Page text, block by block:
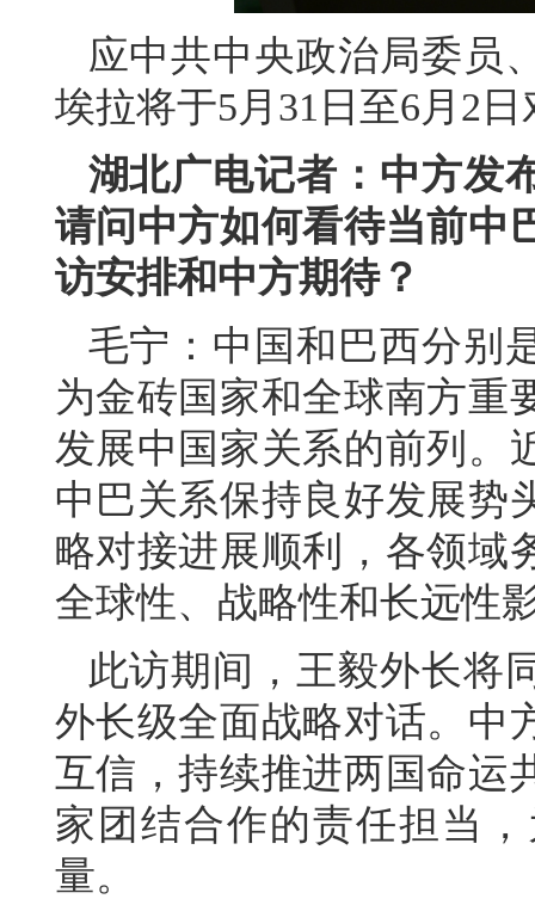
应中共中央政治局委员
埃拉将于5月31日至6月2
湖北广电记者：中方发
请问中方如何看待当前中
访安排和中方期待？
毛宁：中国和巴西分别
为金砖国家和全球南方重
发展中国家关系的前列。
中巴关系保持良好发展势
略对接进展顺利，各领域
全球性、战略性和长远性
此访期间，王毅外长将
外长级全面战略对话。中
互信，持续推进两国命运
家团结合作的责任担当
量。